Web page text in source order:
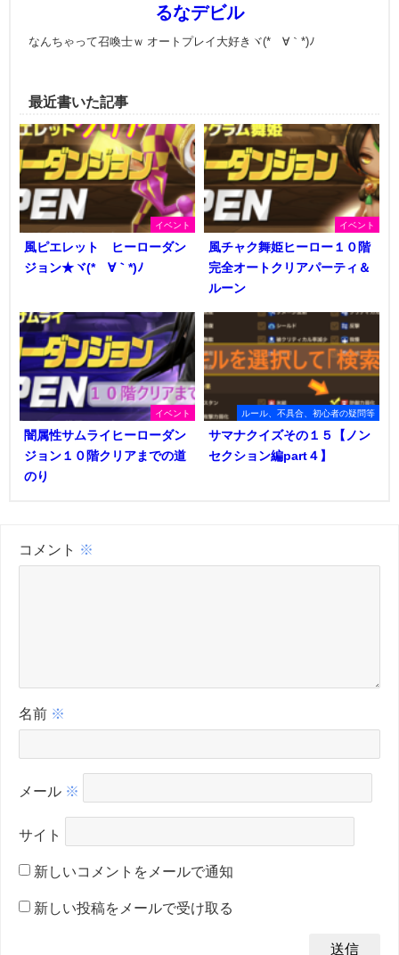
るなデビル
なんちゃって召喚士ｗ オートプレイ大好きヾ(*´∀｀*)ﾉ
最近書いた記事
イベント
風ピエレット ヒーローダン
ジョン★ヾ(*´∀｀*)ﾉ
イベント
風チャク舞姫ヒーロー１０階
完全オートクリアパーティ＆
ルーン
イベント
闇属性サムライヒーローダン
ジョン１０階クリアまでの道
のり
ルール、不具合、初心者の疑問等
サマナクイズその１５【ノン
セクション編part４】
コメント ※
名前 ※
メール ※
サイト
新しいコメントをメールで通知
新しい投稿をメールで受け取る